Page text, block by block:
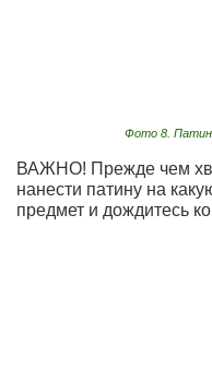
Фото 8.
ВАЖНО! Прежде чем
нанести патину на
предмет и дождитесь